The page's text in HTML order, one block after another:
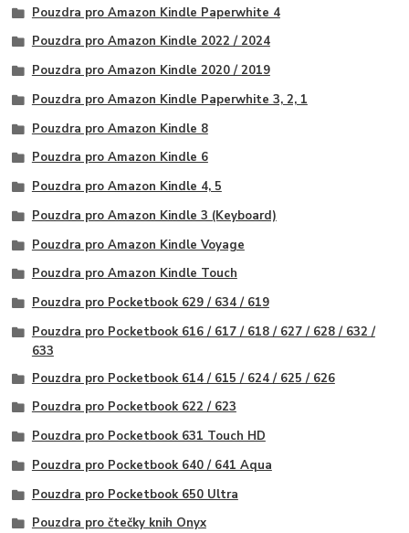
Pouzdra pro Amazon Kindle Paperwhite 4
Pouzdra pro Amazon Kindle 2022 / 2024
Pouzdra pro Amazon Kindle 2020 / 2019
Pouzdra pro Amazon Kindle Paperwhite 3, 2, 1
Pouzdra pro Amazon Kindle 8
Pouzdra pro Amazon Kindle 6
Pouzdra pro Amazon Kindle 4, 5
Pouzdra pro Amazon Kindle 3 (Keyboard)
Pouzdra pro Amazon Kindle Voyage
Pouzdra pro Amazon Kindle Touch
Pouzdra pro Pocketbook 629 / 634 / 619
Pouzdra pro Pocketbook 616 / 617 / 618 / 627 / 628 / 632 /
633
Pouzdra pro Pocketbook 614 / 615 / 624 / 625 / 626
Pouzdra pro Pocketbook 622 / 623
Pouzdra pro Pocketbook 631 Touch HD
Pouzdra pro Pocketbook 640 / 641 Aqua
Pouzdra pro Pocketbook 650 Ultra
Pouzdra pro čtečky knih Onyx